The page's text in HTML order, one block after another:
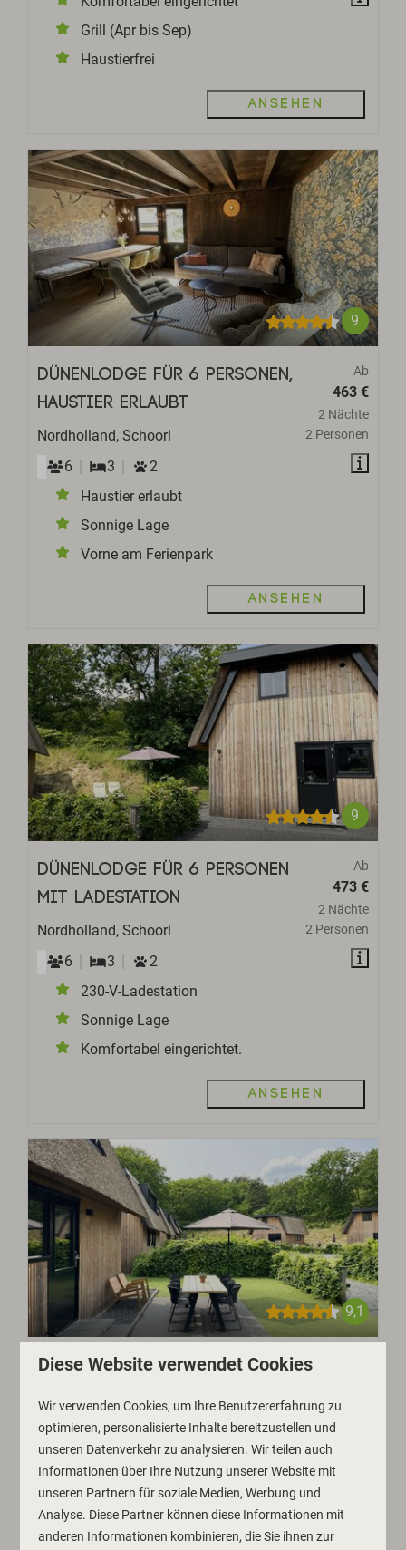
Grill (Apr bis Sep)
Haustierfrei
Ansehen
9
Ab
463 €
2 Nächte
2 Personen
Dünenlodge für 6 Personen,
Haustier erlaubt
Nordholland, Schoorl
6
3
2
Haustier erlaubt
Sonnige Lage
Vorne am Ferienpark
Ansehen
9
Ab
473 €
2 Nächte
2 Personen
Dünenlodge für 6 Personen
mit Ladestation
Nordholland, Schoorl
6
3
2
230-V-Ladestation
Sonnige Lage
Komfortabel eingerichtet.
Ansehen
9,1
2 Nächte
2 Personen
Dünenlodge für 6 Personen
Parkplatz
Nordholland, Schoorl
2
Eigene Ladestation
Zwei Parkplätze
Diese Website verwendet Cookies
Wir verwenden Cookies, um Ihre Benutzererfahrung zu
optimieren, personalisierte Inhalte bereitzustellen und
unseren Datenverkehr zu analysieren. Wir teilen auch
Informationen über Ihre Nutzung unserer Website mit
unseren Partnern für soziale Medien, Werbung und
Analyse. Diese Partner können diese Informationen mit
anderen Informationen kombinieren, die Sie ihnen zur